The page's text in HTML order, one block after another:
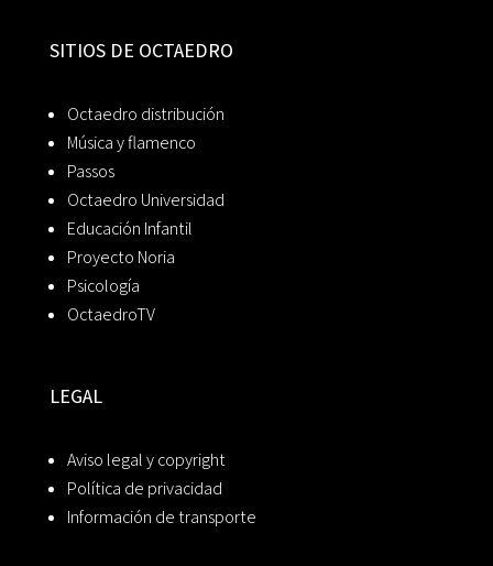
SITIOS DE OCTAEDRO
Octaedro distribución
Música y flamenco
Passos
Octaedro Universidad
Educación Infantil
Proyecto Noria
Psicología
OctaedroTV
LEGAL
Aviso legal y copyright
Política de privacidad
Información de transporte